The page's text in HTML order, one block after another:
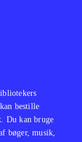
bestille
Du kan bruge
bøger, musik,